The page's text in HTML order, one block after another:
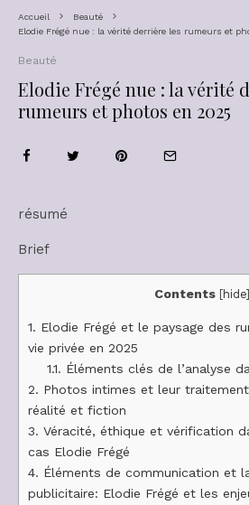
Accueil
Beauté
Elodie Frégé nue : la vérité derrière les rumeurs et
Beauté
Elodie Frégé nue : la vérité
rumeurs et photos en 2025
résumé
Brief
Contents [hide]
1. Elodie Frégé et le paysage des
vie privée en 2025
1.1. Éléments clés de l’analyse
2. Photos intimes et leur
réalité et fiction
3. Véracité, éthique et vérification
cas Elodie Frégé
4. Éléments de communication et
publicitaire: Elodie Frégé et les